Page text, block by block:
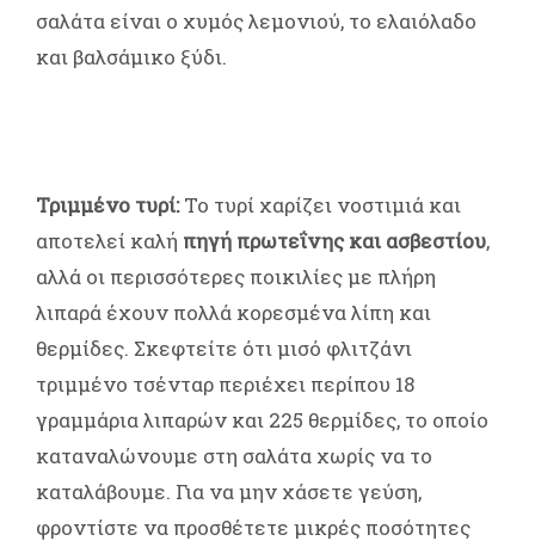
σαλάτα είναι ο χυμός λεμονιού, το ελαιόλαδο
και βαλσάμικο ξύδι.
Τριμμένο τυρί:Το τυρί χαρίζει νοστιμιά και
αποτελεί καλή πηγή πρωτεΐνης και ασβεστίου,
αλλά οι περισσότερες ποικιλίες με πλήρη
λιπαρά έχουν πολλά κορεσμένα λίπη και
θερμίδες. Σκεφτείτε ότι μισό φλιτζάνι
τριμμένο τσένταρ περιέχει περίπου 18
γραμμάρια λιπαρών και 225 θερμίδες, το οποίο
καταναλώνουμε στη σαλάτα χωρίς να το
καταλάβουμε. Για να μην χάσετε γεύση,
φροντίστε να προσθέτετε μικρές ποσότητες